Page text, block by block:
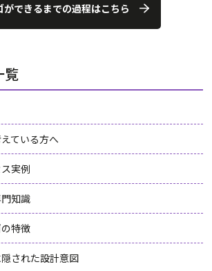
ができるまでの過程はこちら
覧
ている方へ
実例
知識
特徴
された設計意図